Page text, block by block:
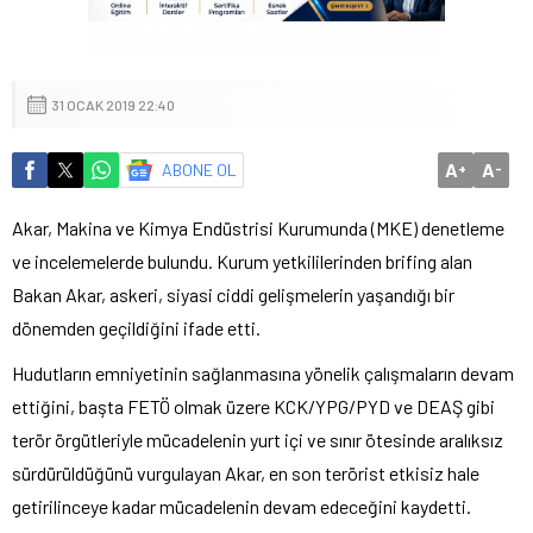
31 OCAK 2019 22:40
ABONE OL A+ A-
Akar, Makina ve Kimya Endüstrisi Kurumunda (MKE) denetleme
ve incelemelerde bulundu. Kurum yetkililerinden brifing alan
Bakan Akar, askeri, siyasi ciddi gelişmelerin yaşandığı bir
dönemden geçildiğini ifade etti.
Hudutların emniyetinin sağlanmasına yönelik çalışmaların devam
ettiğini, başta FETÖ olmak üzere KCK/YPG/PYD ve DEAŞ gibi
terör örgütleriyle mücadelenin yurt içi ve sınır ötesinde aralıksız
sürdürüldüğünü vurgulayan Akar, en son terörist etkisiz hale
getirilinceye kadar mücadelenin devam edeceğini kaydetti.